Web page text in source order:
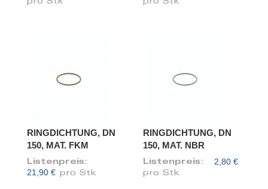
pro Stk pro Stk
RINGDICHTUNG, DN
150, MAT. FKM
Listenpreis:
21,90 € pro Stk
RINGDICHTUNG, DN
150, MAT. NBR
Listenpreis: 2,80 €
pro Stk